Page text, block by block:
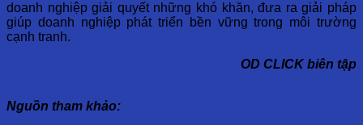
doanh nghiệp giải quyết những khó khăn, đưa ra giải pháp
giúp doanh nghiệp phát triển bền vững trong môi trường
cạnh tranh.
OD CLICK biên tập
Nguồn tham khảo: